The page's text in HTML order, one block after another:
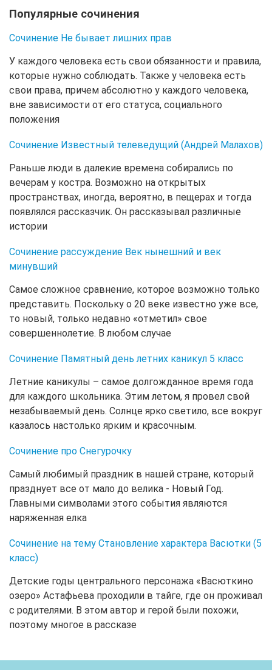
Популярные сочинения
Сочинение Не бывает лишних прав
У каждого человека есть свои обязанности и правила,
которые нужно соблюдать. Также у человека есть
свои права, причем абсолютно у каждого человека,
вне зависимости от его статуса, социального
положения
Сочинение Известный телеведущий (Андрей Малахов)
Раньше люди в далекие времена собирались по
вечерам у костра. Возможно на открытых
пространствах, иногда, вероятно, в пещерах и тогда
появлялся рассказчик. Он рассказывал различные
истории
Сочинение рассуждение Век нынешний и век
минувший
Самое сложное сравнение, которое возможно только
представить. Поскольку о 20 веке известно уже все,
то новый, только недавно «отметил» свое
совершеннолетие. В любом случае
Сочинение Памятный день летних каникул 5 класс
Летние каникулы – самое долгожданное время года
для каждого школьника. Этим летом, я провел свой
незабываемый день. Солнце ярко светило, все вокруг
казалось настолько ярким и красочным.
Сочинение про Снегурочку
Самый любимый праздник в нашей стране, который
празднует все от мало до велика - Новый Год.
Главными символами этого события являются
наряженная елка
Сочинение на тему Становление характера Васютки (5
класс)
Детские годы центрального персонажа «Васюткино
озеро» Астафьева проходили в тайге, где он проживал
с родителями. В этом автор и герой были похожи,
поэтому многое в рассказе